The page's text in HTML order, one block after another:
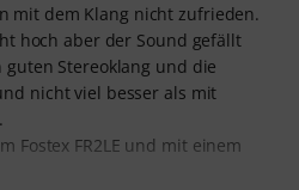
mit dem Klang nicht zufrieden.
hoch aber der Sound gefällt
Stereoklang und die
nicht viel besser als mit
Fostex FR2LE und mit einem